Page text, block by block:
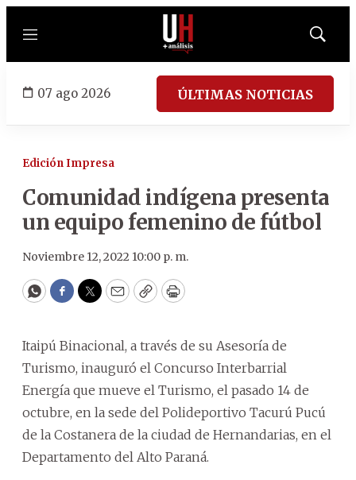
Menú
Mostrar
07 ago 2026 ÚLTIMAS NOTICIAS
Edición Impresa
Comunidad indígena presenta
un equipo femenino de fútbol
Noviembre 12, 2022 10:00 p. m.
WhatsApp
Facebook
Twitter
EmailCopyPrint
Itaipú Binacional, a través de su Asesoría de
Turismo, inauguró el Concurso Interbarrial
Energía que mueve el Turismo, el pasado 14 de
octubre, en la sede del Polideportivo Tacurú Pucú
de la Costanera de la ciudad de Hernandarias, en el
Departamento del Alto Paraná.